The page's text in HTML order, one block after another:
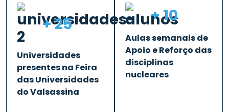
+ 25
Universidades
presentes na Feira
das Universidades
do Valsassina
+ 10
Aulas semanais de
Apoio e Reforço das
disciplinas
nucleares